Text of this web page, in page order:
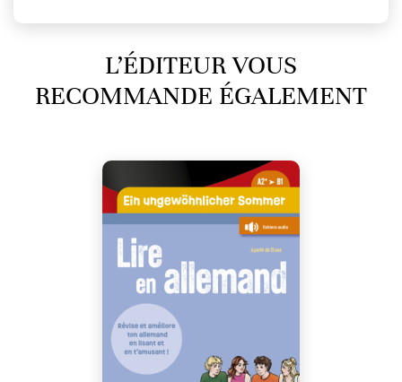
L’ÉDITEUR VOUS
RECOMMANDE ÉGALEMENT